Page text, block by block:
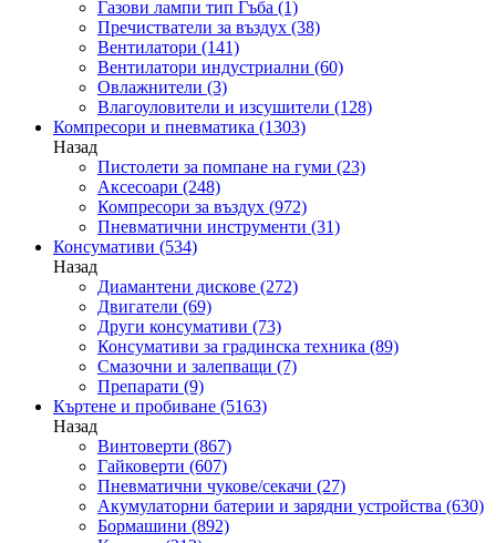
Газови лампи тип Гъба (1)
Пречистватели за въздух (38)
Вентилатори (141)
Вентилатори индустриални (60)
Овлажнители (3)
Влагоуловители и изсушители (128)
Компресори и пневматика (1303)
Назад
Пистолети за помпане на гуми (23)
Аксесоари (248)
Компресори за въздух (972)
Пневматични инструменти (31)
Консумативи (534)
Назад
Диамантени дискове (272)
Двигатели (69)
Други консумативи (73)
Консумативи за градинска техника (89)
Смазочни и залепващи (7)
Препарати (9)
Къртене и пробиване (5163)
Назад
Винтоверти (867)
Гайковерти (607)
Пневматични чукове/секачи (27)
Акумулаторни батерии и зарядни устройства (630)
Бормашини (892)